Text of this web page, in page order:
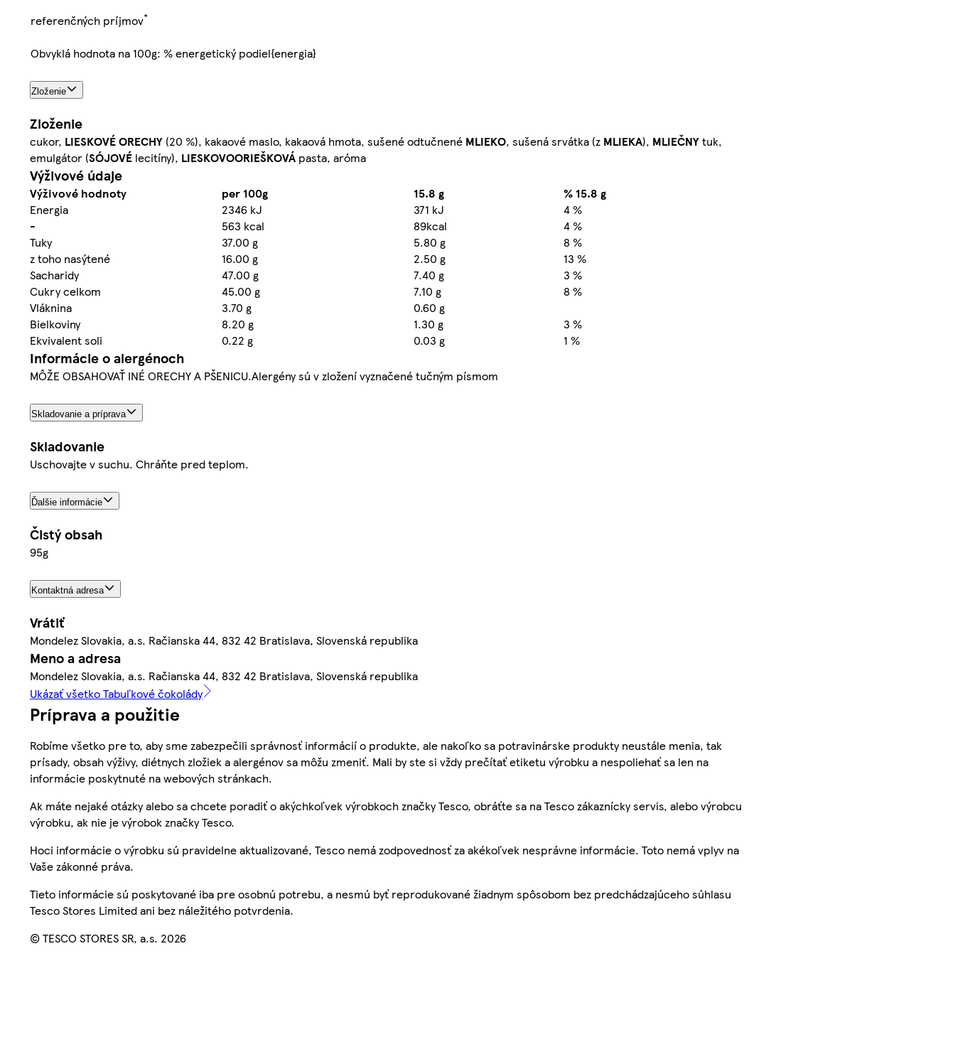
referenčných príjmov*
Obvyklá hodnota na 100g: % energetický podiel{energia}
Zloženie
Zloženie
cukor, LIESKOVÉ ORECHY (20 %), kakaové maslo, kakaová hmota, sušené odtučnené MLIEKO, sušená srvátka (z MLIEKA), MLIEČNYtuk,
emulgátor (SÓJOVÉ lecitíny), LIESKOVOORIEŠKOVÁ pasta, aróma
Výživové údaje
Výživové hodnoty per 100g 15.8 g
% 15.8 g
Energia
2346 kJ 371 kJ
4 %
-
563 kcal 89kcal
4 %
Tuky
37.00 g 5.80 g
8 %
z toho nasýtené
16.00 g 2.50 g
13 %
Sacharidy
47.00 g 7.40 g
3 %
Cukry celkom
45.00 g 7.10 g
8 %
Vláknina
3.70 g
0.60 g
Bielkoviny
8.20 g 1.30 g
3 %
Ekvivalent soli
0.22 g 0.03 g 1 %
Informácie o alergénoch
MÔŽE OBSAHOVAŤ INÉ ORECHY A PŠENICU.Alergény sú v zložení vyznačené tučným písmom
Skladovanie a príprava
Skladovanie
Uschovajte v suchu. Chráňte pred teplom.
Ďalšie informácie
Čistý obsah
95g
Kontaktná adresa
Vrátiť
Mondelez Slovakia, a.s. Račianska 44, 832 42 Bratislava, Slovenská republika
Meno a adresa
Mondelez Slovakia, a.s. Račianska 44, 832 42 Bratislava, Slovenská republika
Ukázať všetko Tabuľkové čokolády
Príprava a použitie
Robíme všetko pre to, aby sme zabezpečili správnosť informácií o produkte, ale nakoľko sa potravinárske produkty neustále menia, tak
prísady, obsah výživy, diétnych zložiek a alergénov sa môžu zmeniť. Mali by ste si vždy prečítať etiketu výrobku a nespoliehať sa len na
informácie poskytnuté na webových stránkach.
Ak máte nejaké otázky alebo sa chcete poradiť o akýchkoľvek výrobkoch značky Tesco, obráťte sa na Tesco zákaznícky servis, alebo výrobcu
výrobku, ak nie je výrobok značky Tesco.
Hoci informácie o výrobku sú pravidelne aktualizované, Tesco nemá zodpovednosť za akékoľvek nesprávne informácie. Toto nemá vplyv na
Vaše zákonné práva.
Tieto informácie sú poskytované iba pre osobnú potrebu, a nesmú byť reprodukované žiadnym spôsobom bez predchádzajúceho súhlasu
Tesco Stores Limited ani bez náležitého potvrdenia.
© TESCO STORES SR, a.s. 2026